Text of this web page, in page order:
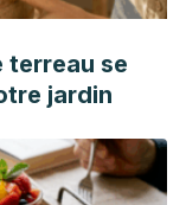
ALAN
31] ; 60(4): 397-
scielo.php?
de ácidos grasos
terreau se
jardin